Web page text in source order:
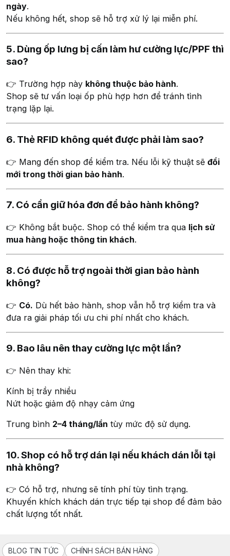
ngày.
Nếu không hết, shop sẽ hỗ trợ xử lý lại miễn phí.
5. Dùng ốp lưng bị cấn làm hư cường lực/PPF thì
sao?
👉 Trường hợp này không thuộc bảo hành.
Shop sẽ tư vấn loại ốp phù hợp hơn để tránh tình
trạng lặp lại.
6. Thẻ RFID không quét được phải làm sao?
👉 Mang đến shop để kiểm tra. Nếu lỗi kỹ thuật sẽ đổi
mới trong thời gian bảo hành.
7. Có cần giữ hóa đơn để bảo hành không?
👉 Không bắt buộc. Shop có thể kiểm tra qua lịch sử
mua hàng hoặc thông tin khách.
8. Có được hỗ trợ ngoài thời gian bảo hành
không?
👉 Có. Dù hết bảo hành, shop vẫn hỗ trợ kiểm tra và
đưa ra giải pháp tối ưu chi phí nhất cho khách.
9. Bao lâu nên thay cường lực một lần?
👉 Nên thay khi:
Kính bị trầy nhiều
Nứt hoặc giảm độ nhạy cảm ứng
Trung bình 2–4 tháng/lần tùy mức độ sử dụng.
10. Shop có hỗ trợ dán lại nếu khách dán lỗi tại
nhà không?
👉 Có hỗ trợ, nhưng sẽ tính phí tùy tình trạng.
Khuyến khích khách dán trực tiếp tại shop để đảm bảo
chất lượng tốt nhất.
BLOG TIN TỨC
CHÍNH SÁCH BÁN HÀNG